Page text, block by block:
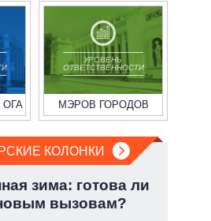
ОГА
УРОВЕНЬ
ОТВЕТСТВЕННОСТИ
МЭРОВ ГОРОДОВ
КОЛОНКИ
зима: готова ли
вызовам?